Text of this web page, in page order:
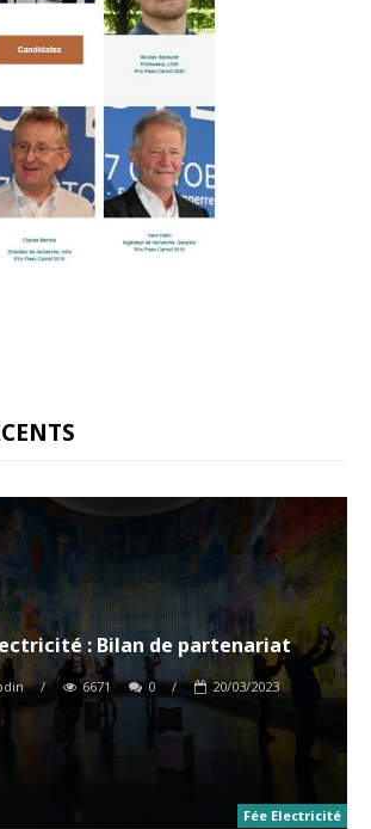
Fée Electricité
: Bilan de partenariat
/ 6671 0 / 20/03/2023